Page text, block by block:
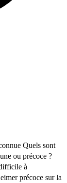
Quels sont
ou précoce ?
à
précoce sur la